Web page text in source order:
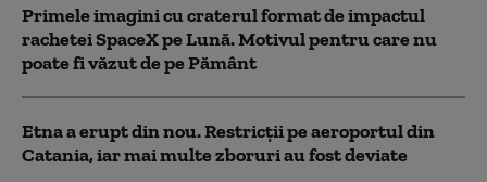
Primele imagini cu craterul format de impactul
rachetei SpaceX pe Lună. Motivul pentru care nu
poate fi văzut de pe Pământ
Etna a erupt din nou. Restricții pe aeroportul din
Catania, iar mai multe zboruri au fost deviate